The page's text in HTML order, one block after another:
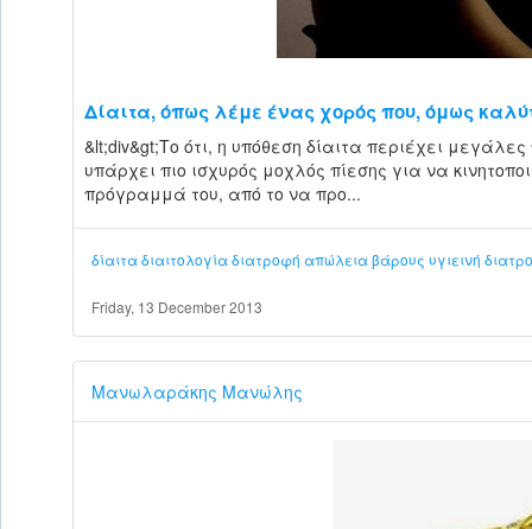
Δίαιτα, όπως λέμε ένας χορός που, όμως
&lt;div&gt;Το ότι, η υπόθεση δίαιτα περιέχει
υπάρχει πιο ισχυρός μοχλός πίεσης για να
πρόγραμμά του, από το να προ...
δίαιταδιαιτολογίαδιατροφή απώλεια βάρους υγιεινή
Friday, 13 December 2013
Μανωλαράκης Μανώλης